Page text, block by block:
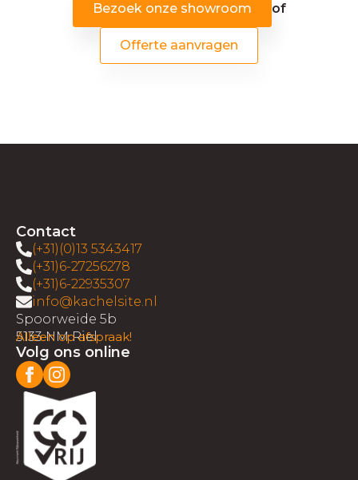
Bezoek onze showroom of
Offerte aanvragen
Contact
(+31)(0)13 5343417
(+31)6-27256278
(+31)6-22935307
info@kachelsite.nl
Spoorweide 5b
5133 NM Riel
Alleen op afspraak!
Volg ons online